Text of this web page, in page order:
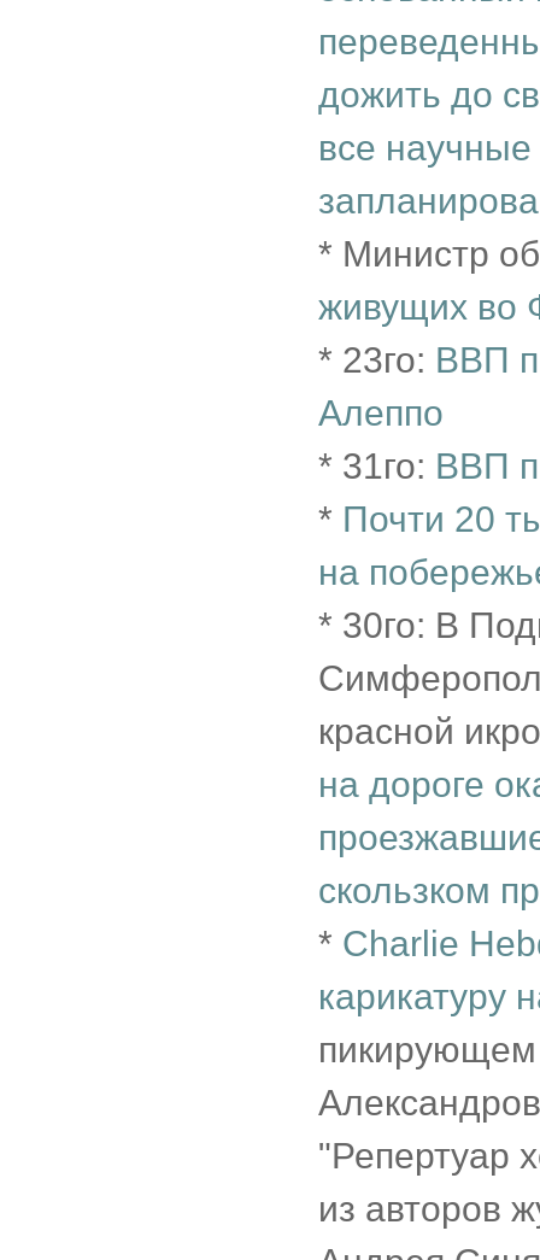
дожить до
все
* Министр
живущих во
* 23го: ВВП
Алеппо
* 31го: ВВП
* Почти 20
на
* 30го: В
красной
на дороге
скользком
* Charlie
карикатуру
пикирующем
"Репертуар
из авторов